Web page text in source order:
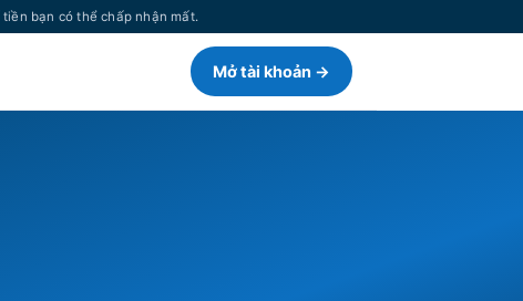
bạn có thể chấp nhận mất.
Mở tài khoản →